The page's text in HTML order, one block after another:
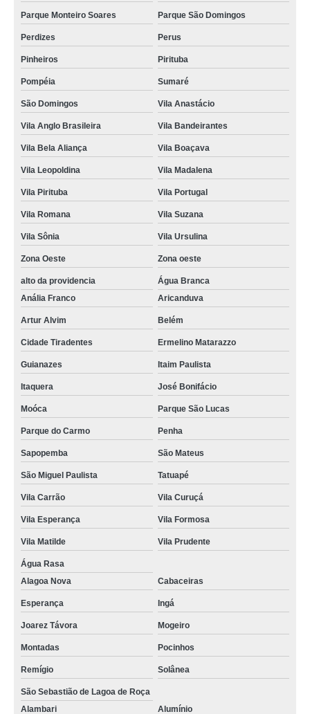
Parque Monteiro Soares Parque São Domingos
Perdizes Perus
Pinheiros Pirituba
Pompéia Sumaré
São Domingos Vila Anastácio
Vila Anglo Brasileira Vila Bandeirantes
Vila Bela Aliança Vila Boaçava
Vila Leopoldina Vila Madalena
Vila Pirituba Vila Portugal
Vila Romana Vila Suzana
Vila Sônia Vila Ursulina
Zona Oeste Zona oeste
alto da providencia
Água Branca
Anália Franco
Aricanduva
Artur Alvim Belém
Cidade Tiradentes Ermelino Matarazzo
Guianazes Itaim Paulista
Itaquera José Bonifácio
Moóca Parque São Lucas
Parque do Carmo Penha
Sapopemba São Mateus
São Miguel Paulista Tatuapé
Vila Carrão Vila Curuçá
Vila Esperança Vila Formosa
Vila Matilde Vila Prudente
Água Rasa
Alagoa Nova
Cabaceiras
Esperança Ingá
Joarez Távora Mogeiro
Montadas Pocinhos
Remígio Solânea
São Sebastião de Lagoa de Roça
Alambari
Alumínio